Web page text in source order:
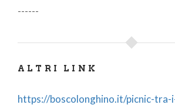
------
ALTRI LINK
https://boscolonghino.it/picnic-